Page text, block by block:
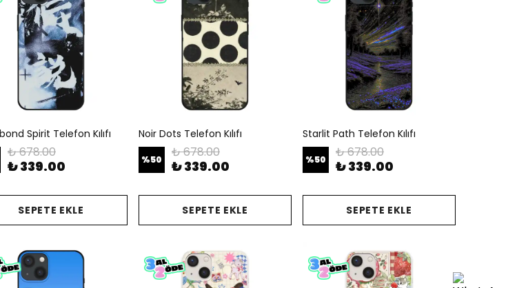
Spirit Telefon Kılıfı
₺ 678.00
₺ 339.00
SEPETE EKLE
Noir Dots Telefon Kılıfı
%50 ₺ 678.00
₺ 339.00
SEPETE EKLE
Starlit Path Telefon Kılıfı
%50 ₺ 678.00
₺ 339.00
SEPETE EKLE